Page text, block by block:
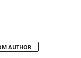
AUTHOR